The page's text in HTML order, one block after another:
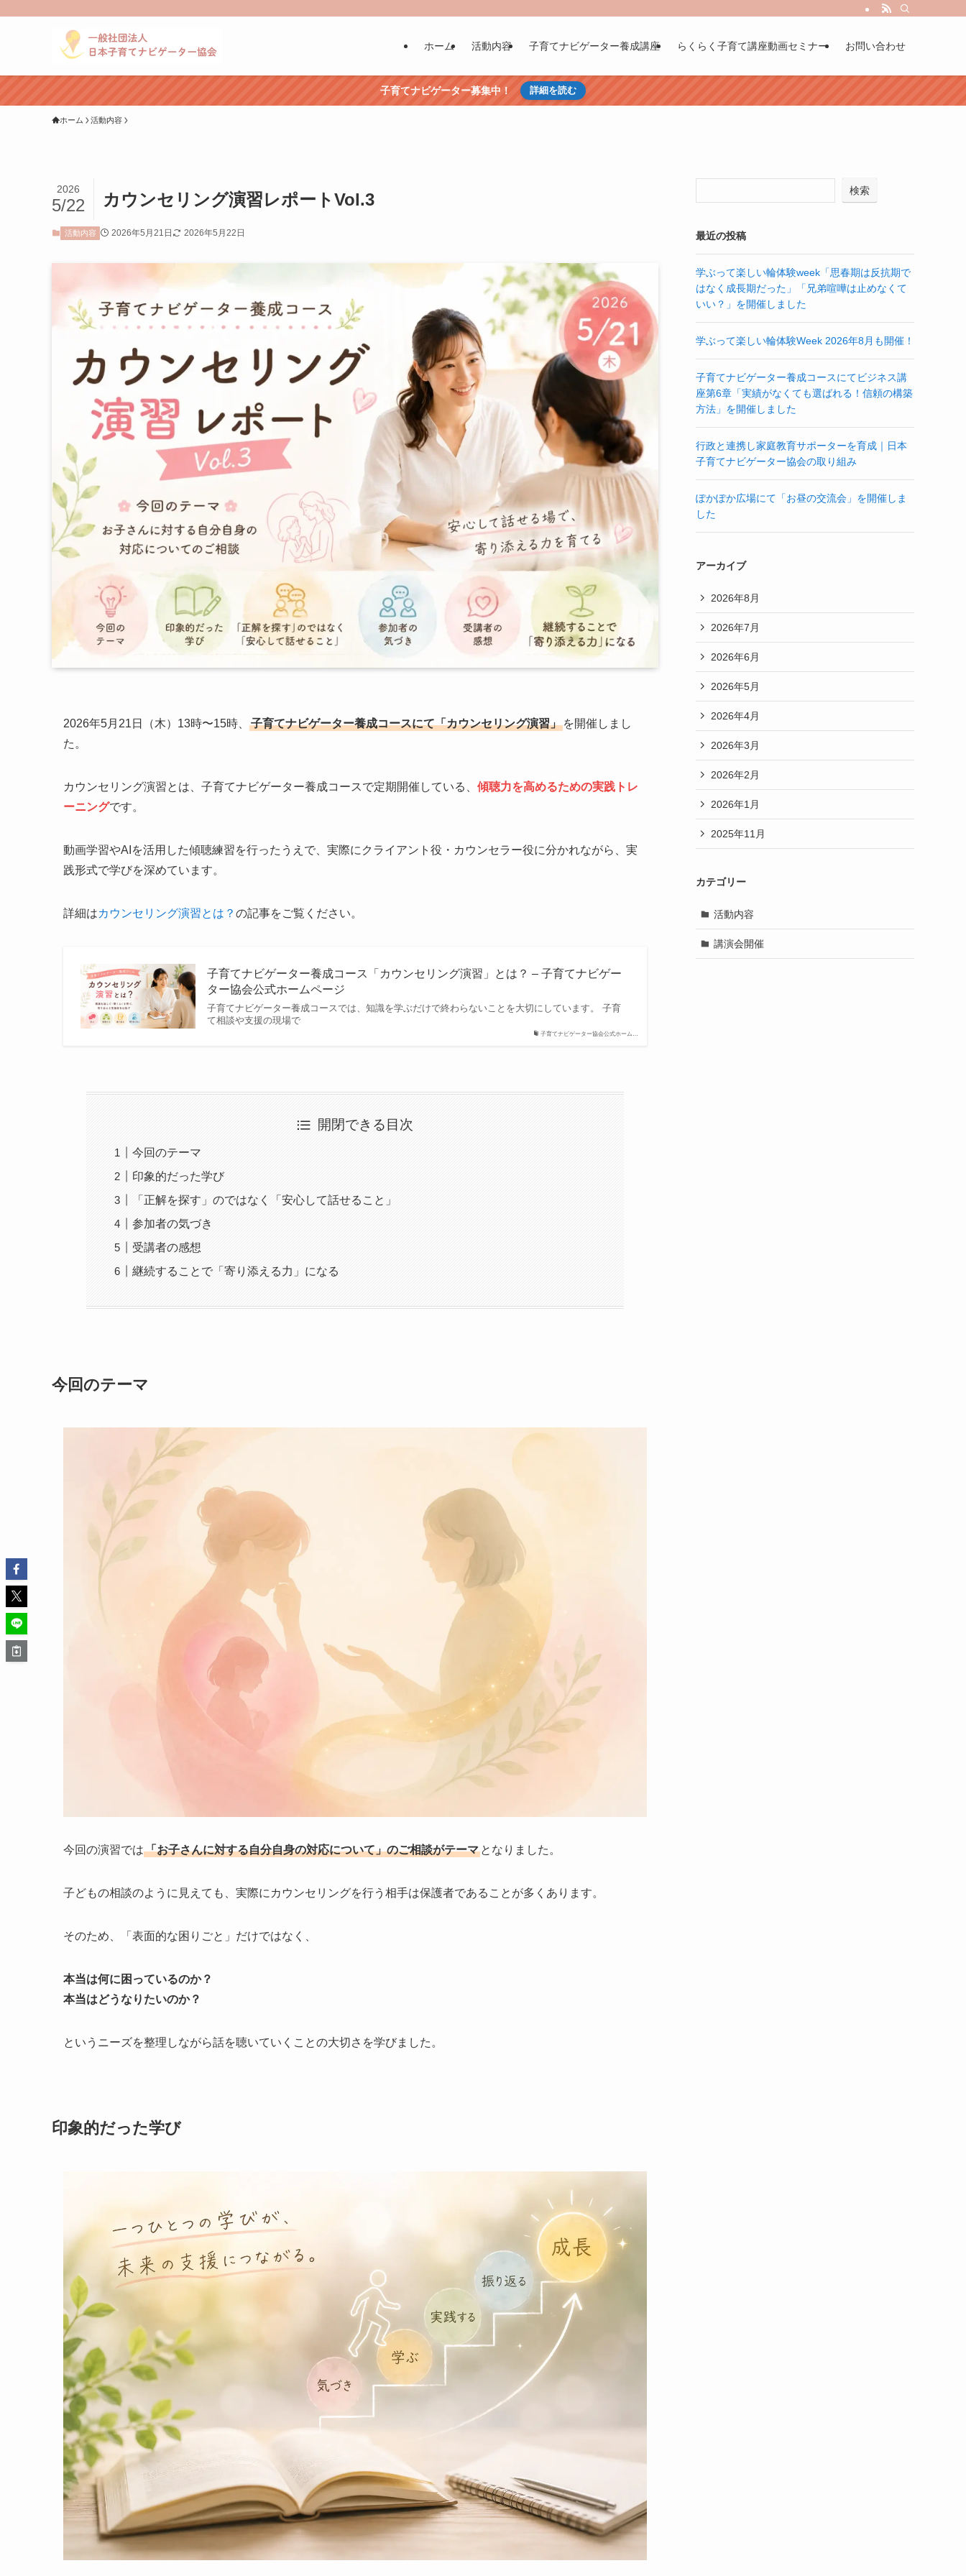
ホーム 活動内容 子育てナビゲーター養成講座 らくらく子育て講座動画セミナー お問い合わせ
子育てナビゲーター募集中！ 詳細を読む
ホーム 活動内容
カウンセリング演習レポートVol.3
2026
5/22
活動内容 2026年5月21日 2026年5月22日
2026年5月21日（木）13時〜15時、 子育てナビゲーター養成コースにて「カウンセリング演習」 を開催しまし
た。
カウンセリング演習とは、子育てナビゲーター養成コースで定期開催している、 傾聴力を高めるための実践トレ
ーニングです。
動画学習やAIを活用した傾聴練習を行ったうえで、実際にクライアント役・カウンセラー役に分かれながら、実
践形式で学びを深めています。
詳細はカウンセリング演習とは？ の記事をご覧ください。
子育てナビゲーター協会公式ホーム…
子育てナビゲーター養成コース「カウンセリング演習」とは？ – 子育てナビゲー
ター協会公式ホームページ
子育てナビゲーター養成コースでは、知識を学ぶだけで終わらないことを大切にしています。 子育
て相談や支援の現場で
開閉できる目次
今回のテーマ
印象的だった学び
「正解を探す」のではなく「安心して話せること」
参加者の気づき
受講者の感想
継続することで「寄り添える力」になる
今回のテーマ
今回の演習では「お子さんに対する自分自身の対応について」のご相談がテーマ となりました。
子どもの相談のように見えても、実際にカウンセリングを行う相手は保護者であることが多くあります。
そのため、「表面的な困りごと」だけではなく、
本当は何に困っているのか？
本当はどうなりたいのか？
というニーズを整理しながら話を聴いていくことの大切さを学びました。
印象的だった学び
検索
最近の投稿
学ぶって楽しい輪体験week「思春期は反抗期で
はなく成長期だった」「兄弟喧嘩は止めなくて
いい？」を開催しました
学ぶって楽しい輪体験Week 2026年8月も開催！
子育てナビゲーター養成コースにてビジネス講
座第6章「実績がなくても選ばれる！信頼の構築
方法」を開催しました
行政と連携し家庭教育サポーターを育成｜日本
子育てナビゲーター協会の取り組み
ぽかぽか広場にて「お昼の交流会」を開催しま
した
アーカイブ
2026年8月
2026年7月
2026年6月
2026年5月
2026年4月
2026年3月
2026年2月
2026年1月
2025年11月
カテゴリー
活動内容
講演会開催